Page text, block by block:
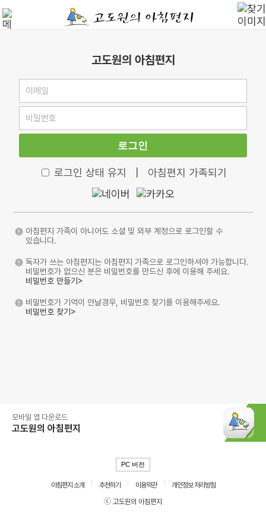
고도원의 아침편지
로그인
로그인 상태 유지 아침편지 가족되기
아침편지 가족이 아니어도 소셜 및 외부 계정으로 로그인할 수
있습니다.
독자가 쓰는 아침편지는 아침편지 가족으로 로그인하셔야 가능합니다.
비밀번호가 없으신 분은 비밀번호를 만드신 후에 이용해 주세요.
비밀번호 만들기>
비밀번호가 기억이 안날경우, 비밀번호 찾기를 이용해주세요.
비밀번호 찾기>
모바일 앱 다운로드
고도원의 아침편지
PC 버전
아침편지 소개 추천하기 이용약관
개인정보 처리방침
ⓒ 고도원의 아침편지